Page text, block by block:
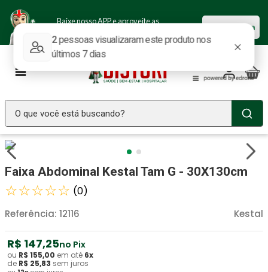
Baixe nosso APP e aproveite as
Baixar agora
O que você está buscando?
Faixa Abdominal Kestal Tam G - 30X130cm
☆☆☆☆☆ (0)
Kestal
Referência: 12116
R$ 147,25no Pix
ou R$ 155,00 em até 6x
de R$ 25,83 sem juros
5º Estetoscopio Littmann
6 º Aparelho Pressão